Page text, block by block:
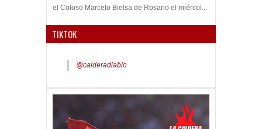
el Coloso Marcelo Bielsa de Rosario el miércol...
TIKTOK
@calderadiablo